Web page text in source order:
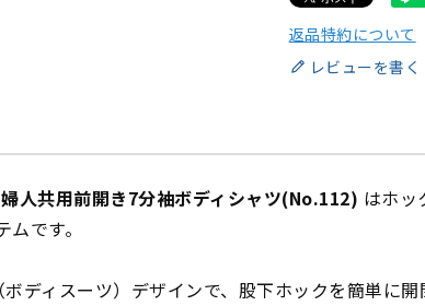
返品特約について
レビューを書く
人共用前開き7分袖ボディシャツ(No.112) はホッ
です。
ディスーツ）デザインで、股下ホックを簡単に